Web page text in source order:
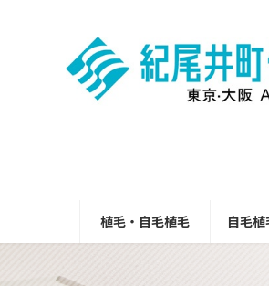
植毛・自毛植毛 自毛